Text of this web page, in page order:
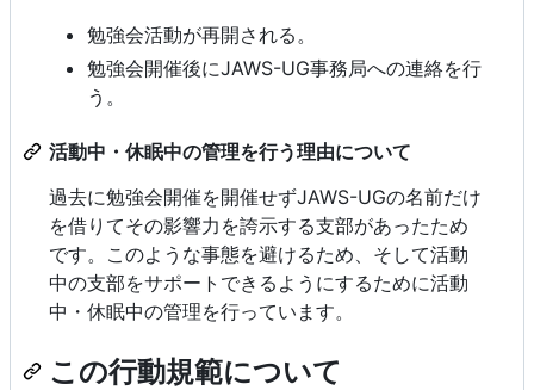
勉強会活動が再開される。
勉強会開催後にJAWS-UG事務局への連絡を行
う。
活動中・休眠中の管理を行う理由について
過去に勉強会開催を開催せずJAWS-UGの名前だけ
を借りてその影響力を誇示する支部があったため
です。このような事態を避けるため、そして活動
中の支部をサポートできるようにするために活動
中・休眠中の管理を行っています。
この行動規範について